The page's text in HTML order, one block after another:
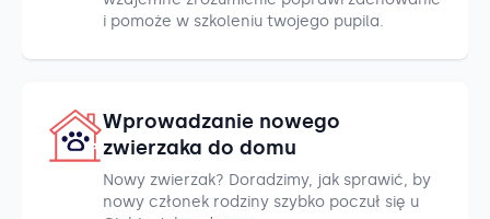
i pomoże w szkoleniu twojego pupila.
Wprowadzanie nowego
zwierzaka do domu
Nowy zwierzak? Doradzimy, jak sprawić, by
nowy członek rodziny szybko poczuł się u